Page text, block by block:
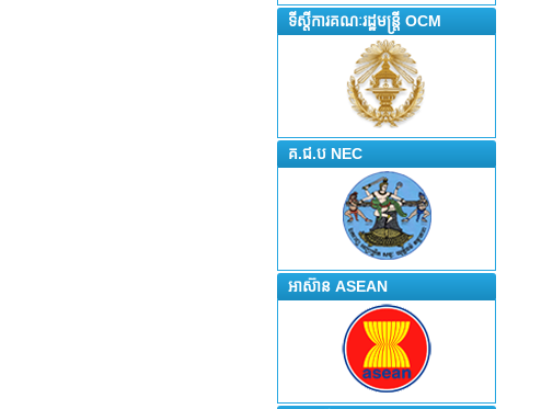
ទីស្តីការគណៈរដ្ឋមន្រ្តី OCM
គ.ជ.ប NEC
អាស៊ាន ASEAN